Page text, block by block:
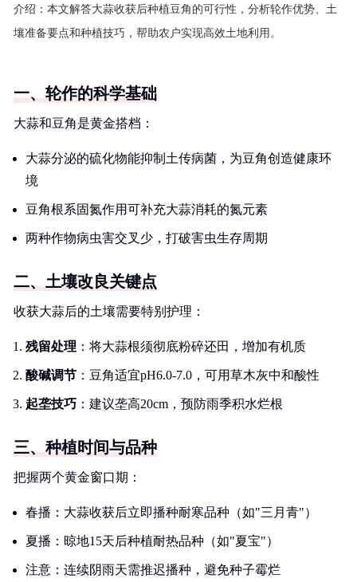
介绍： 本文解答大蒜收获后种植豆角的可行性，分析轮作优势、土
壤准备要点和种植技巧，帮助农户实现高效土地利用。
一、轮作的科学基础
大蒜和豆角是黄金搭档：
大蒜分泌的硫化物能抑制土传病菌，为豆角创造健康环
境
豆角根系固氮作用可补充大蒜消耗的氮元素
两种作物病虫害交叉少，打破害虫生存周期
二、土壤改良关键点
收获大蒜后的土壤需要特别护理：
残留处理 ：将大蒜根须彻底粉碎还田，增加有机质
酸碱调节 ：豆角适宜pH6.0-7.0，可用草木灰中和酸性
起垄技巧 ：建议垄高20cm，预防雨季积水烂根
三、种植时间与品种
把握两个黄金窗口期：
春播：大蒜收获后立即播种耐寒品种（如"三月青"）
夏播：晾地15天后种植耐热品种（如"夏宝"）
注意：连续阴雨天需推迟播种，避免种子霉烂